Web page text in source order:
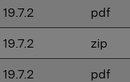
19.7.2 pdf
19.7.2 zip
19.7.2 pdf